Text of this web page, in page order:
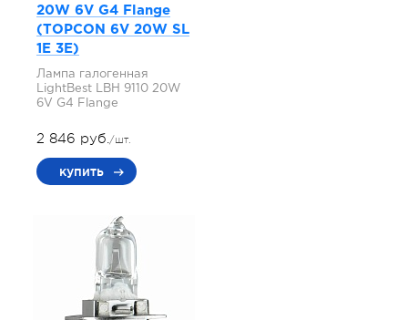
20W 6V G4 Flange
(TOPCON 6V 20W SL
1E 3E)
Лампа галогенная
LightBest LBH 9110 20W
6V G4 Flange
2 846 руб./шт.
купить